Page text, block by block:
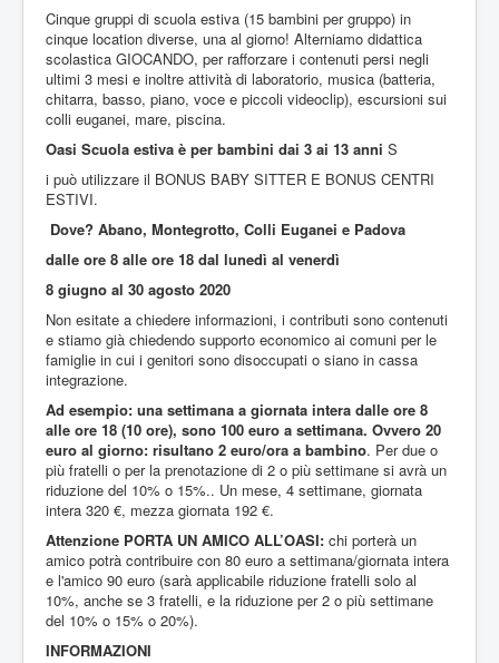
Cinque gruppi di scuola estiva (15 bambini per gruppo) in
cinque location diverse, una al giorno! Alterniamo didattica
scolastica GIOCANDO, per rafforzare i contenuti persi negli
ultimi 3 mesi e inoltre attività di laboratorio, musica (batteria,
chitarra, basso, piano, voce e piccoli videoclip), escursioni sui
colli euganei, mare, piscina.
Oasi Scuola estiva è per bambini dai 3 ai 13 anni S
i può utilizzare il BONUS BABY SITTER E BONUS CENTRI
ESTIVI.
Dove? Abano, Montegrotto, Colli Euganei e Padova
dalle ore 8 alle ore 18 dal lunedì al venerdì
8 giugno al 30 agosto 2020
Non esitate a chiedere informazioni, i contributi sono contenuti
e stiamo già chiedendo supporto economico ai comuni per le
famiglie in cui i genitori sono disoccupati o siano in cassa
integrazione.
Ad esempio: una settimana a giornata intera dalle ore 8
alle ore 18 (10 ore), sono 100 euro a settimana. Ovvero 20
euro al giorno: risultano 2 euro/ora a bambino. Per due o
più fratelli o per la prenotazione di 2 o più settimane si avrà un
riduzione del 10% o 15%.. Un mese, 4 settimane, giornata
intera 320 €, mezza giornata 192 €.
Attenzione PORTA UN AMICO ALL’OASI: chi porterà un
amico potrà contribuire con 80 euro a settimana/giornata intera
e l'amico 90 euro (sarà applicabile riduzione fratelli solo al
10%, anche se 3 fratelli, e la riduzione per 2 o più settimane
del 10% o 15% o 20%).
INFORMAZIONI